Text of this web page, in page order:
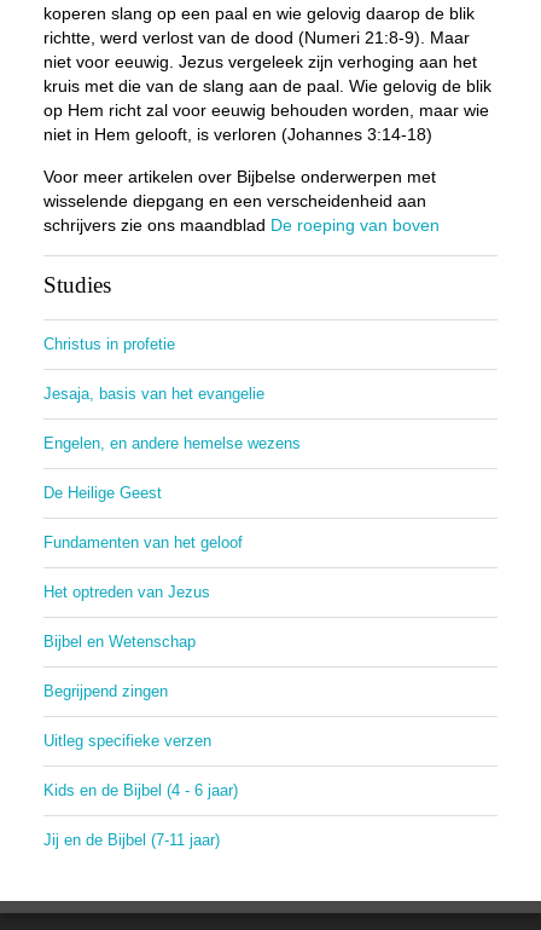
koperen slang op een paal en wie gelovig daarop de blik
richtte, werd verlost van de dood (Numeri 21:8-9). Maar
niet voor eeuwig. Jezus vergeleek zijn verhoging aan het
kruis met die van de slang aan de paal. Wie gelovig de blik
op Hem richt zal voor eeuwig behouden worden, maar wie
niet in Hem gelooft, is verloren (Johannes 3:14-18)
Voor meer artikelen over Bijbelse onderwerpen met
wisselende diepgang en een verscheidenheid aan
schrijvers zie ons maandblad De roeping van boven
Studies
Christus in profetie
Jesaja, basis van het evangelie
Engelen, en andere hemelse wezens
De Heilige Geest
Fundamenten van het geloof
Het optreden van Jezus
Bijbel en Wetenschap
Begrijpend zingen
Uitleg specifieke verzen
Kids en de Bijbel (4 - 6 jaar)
Jij en de Bijbel (7-11 jaar)